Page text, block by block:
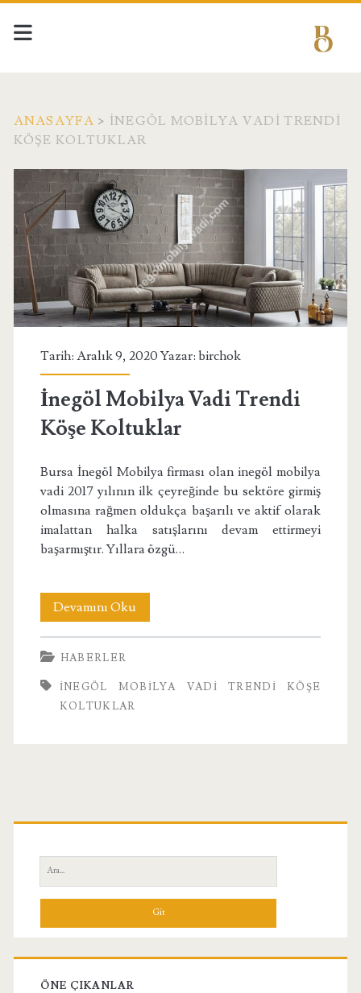
ANASAYFA > İNEGÖL MOBILYA VADI TRENDI
KÖŞE KOLTUKLAR
Etiket:
<span>İnegöl
Mobilya
Vadi
Trendi
Köşe
Koltuklar</span>
Tarih: Aralık 9, 2020 Yazar: birchok
İnegöl Mobilya Vadi Trendi
Köşe Koltuklar
Bursa İnegöl Mobilya firması olan inegöl mobilya
vadi 2017 yılının ilk çeyreğinde bu sektöre girmiş
olmasına rağmen oldukça başarılı ve aktif olarak
imalattan halka satışlarını devam ettirmeyi
başarmıştır. Yıllara özgü…
Devamını Okuİnegöl
Mobilya
Trendi
HABERLER
İNEGÖL MOBILYA VADI TRENDI KÖŞE
KOLTUKLAR
Birincil
Yan
Menü
Ara:
ÖNE ÇIKANLAR